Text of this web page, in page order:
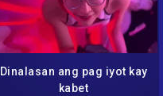
Dinalasan ang pag iyot kay
kabet